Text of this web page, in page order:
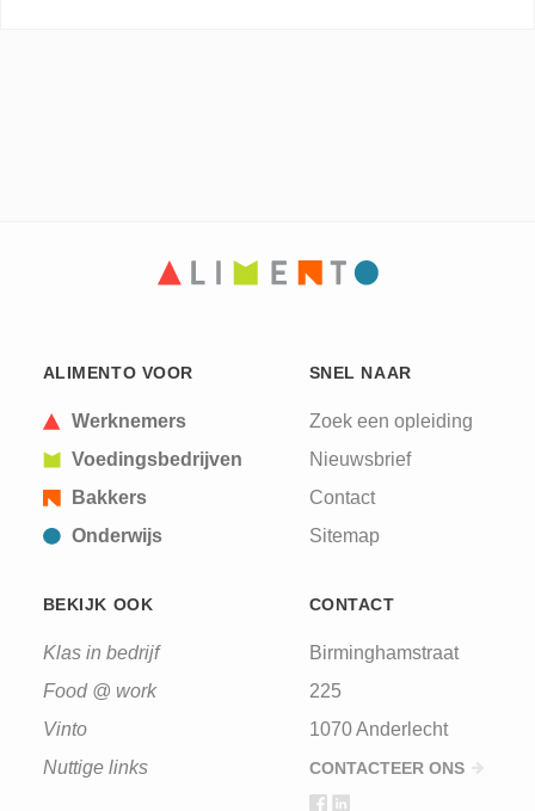
ALIMENTO VOOR
Werknemers
Voedingsbedrijven
Bakkers
Onderwijs
SNEL NAAR
Zoek een opleiding
Nieuwsbrief
Contact
Sitemap
BEKIJK OOK
Klas in bedrijf
Food @ work
Vinto
Nuttige links
CONTACT
Birminghamstraat
225
1070 Anderlecht
CONTACTEER ONS